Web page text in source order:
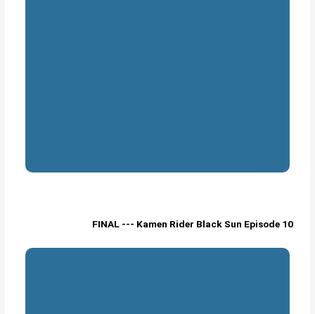
FINAL --- Kamen Rider Black Sun Episode 10